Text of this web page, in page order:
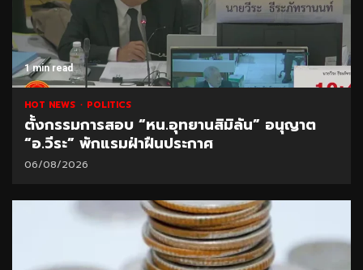
1 min read
HOT NEWS POLITICS
ตั้งกรรมการสอบ “หน.อุทยานสิมิลัน” อนุญาต
“อ.วีระ” พักแรมฝ่าฝืนประกาศ
06/08/2026